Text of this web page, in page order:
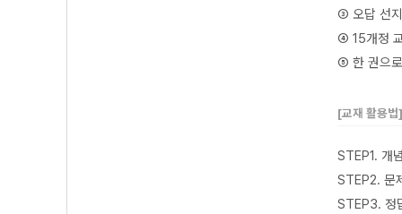
③ 오답 선
④ 15개정
⑤ 한 권으
[교재 활용법
STEP1. 개
STEP2. 문
STEP3. 정